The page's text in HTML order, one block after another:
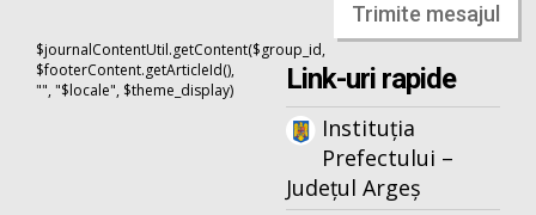
Trimite mesajul
$journalContentUtil.getContent($group_id,
$footerContent.getArticleId(),
"", "$locale", $theme_display)
Link-uri rapide
Instituția
Prefectului –
Județul Argeș